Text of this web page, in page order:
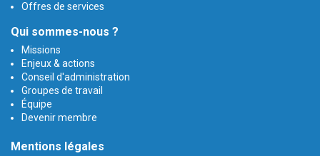
Offres de services
Qui sommes-nous ?
Missions
Enjeux & actions
Conseil d'administration
Groupes de travail
Équipe
Devenir membre
Mentions légales